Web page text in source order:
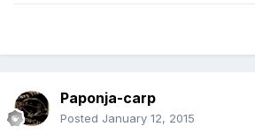
Paponja-carp
Posted January 12, 2015